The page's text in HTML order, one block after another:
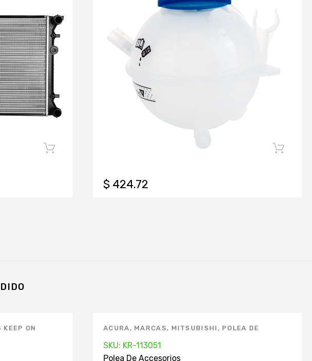
$ 424.72
KEEP ON
ACURA, MARCAS, MITSUBISHI , POLEA DE
ACCESORIOS , TOYOTA
SKU: KR-113051
Polea De Accesorios